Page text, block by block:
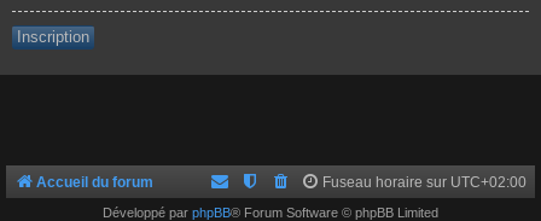
Inscription
Accueil du forum Fuseau horaire sur UTC+02:00
Développé par phpBB® Forum Software © phpBB Limited